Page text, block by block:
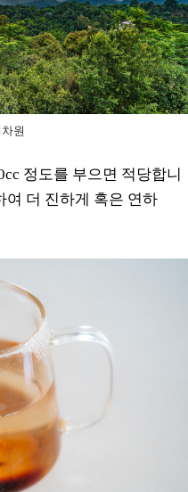
원
정도를 부으면 적당합니
여 더 진하게 혹은 연하